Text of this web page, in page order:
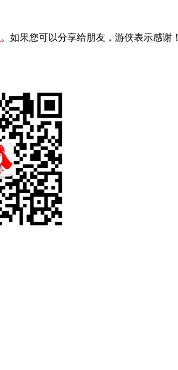
。如果您可以分享给朋友，游侠表示感谢！